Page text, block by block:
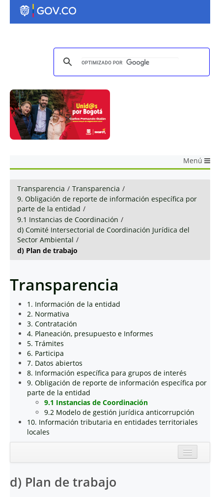
Menú
Transparencia / Transparencia /
9. Obligación de reporte de información específica por
parte de la entidad /
9.1 Instancias de Coordinación /
d) Comité Intersectorial de Coordinación Jurídica del
Sector Ambiental /
d) Plan de trabajo
Transparencia
1. Información de la entidad
2. Normativa
3. Contratación
4. Planeación, presupuesto e Informes
5. Trámites
6. Participa
7. Datos abiertos
8. Información específica para grupos de interés
9. Obligación de reporte de información específica por
parte de la entidad
9.1 Instancias de Coordinación
9.2 Modelo de gestión jurídica anticorrupción
10. Información tributaria en entidades territoriales
locales
Reciente
d) Plan de trabajo